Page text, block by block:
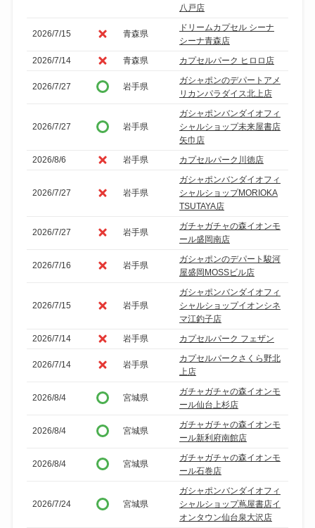
八戸店
2026/7/15 青森県
ドリームカプセル シーナ
シーナ青森店
2026/7/14
青森県 カプセルパーク ヒロロ店
2026/7/27 岩手県
ガシャポンのデパートアメ
リカンパラダイス北上店
2026/7/27 岩手県
ガシャポンバンダイオフィ
シャルショップ未来屋書店
矢巾店
2026/8/6
岩手県 カプセルパーク川徳店
2026/7/27 岩手県
ガシャポンバンダイオフィ
シャルショップMORIOKA
TSUTAYA店
2026/7/27 岩手県
ガチャガチャの森イオンモ
ール盛岡南店
2026/7/16 岩手県
ガシャポンのデパート駿河
屋盛岡MOSSビル店
2026/7/15 岩手県
ガシャポンバンダイオフィ
シャルショップイオンシネ
マ江釣子店
2026/7/14
岩手県 カプセルパーク フェザン
2026/7/14 岩手県
カプセルパークさくら野北
上店
2026/8/4 宮城県
ガチャガチャの森イオンモ
ール仙台上杉店
2026/8/4 宮城県
ガチャガチャの森イオンモ
ール新利府南館店
2026/8/4 宮城県
ガチャガチャの森イオンモ
ール石巻店
2026/7/24 宮城県
ガシャポンバンダイオフィ
シャルショップ蔦屋書店イ
オンタウン仙台泉大沢店